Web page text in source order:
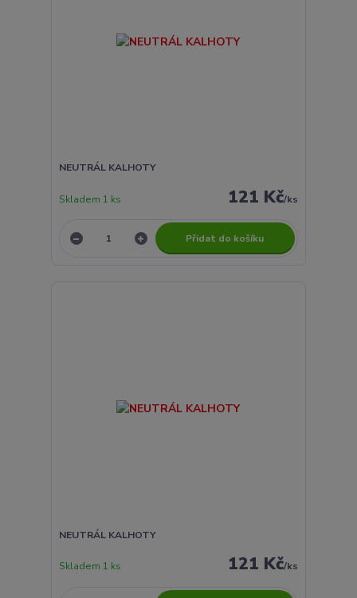
NEUTRÁL KALHOTY
121 Kč/ks
Skladem 1 ks
Přidat do košíku
NEUTRÁL KALHOTY
121 Kč/ks
Skladem 1 ks